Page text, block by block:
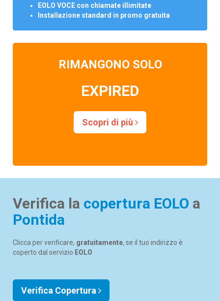
EOLO VOCE con chiamate illimitate
Installazione standard in promo gratuita
RIMANGONO SOLO
EXPIRED
Scopri di più
Verifica la copertura EOLO a
Pontida
Clicca per verificare, gratuitamente, se il tuo indirizzo è
coperto dal servizio EOLO
Verifica Copertura